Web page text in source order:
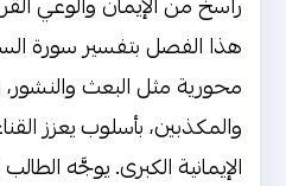
هذا الفصل بتفسير سورة
محورية مثل البعث
والمكذبين، بأسلوب يعزز
الإيمانية الكبرى. يوجَّه